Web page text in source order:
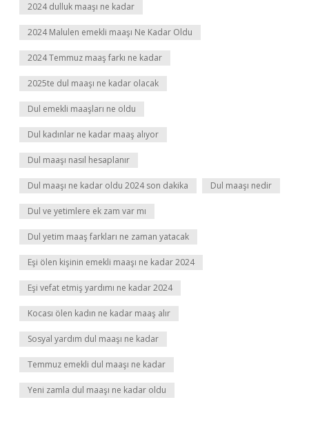
2024 dulluk maaşı ne kadar
2024 Malulen emekli maaşı Ne Kadar Oldu
2024 Temmuz maaş farkı ne kadar
2025te dul maaşı ne kadar olacak
Dul emekli maaşları ne oldu
Dul kadınlar ne kadar maaş alıyor
Dul maaşı nasıl hesaplanır
Dul maaşı ne kadar oldu 2024 son dakika Dul maaşı nedir
Dul ve yetimlere ek zam var mı
Dul yetim maaş farkları ne zaman yatacak
Eşi ölen kişinin emekli maaşı ne kadar 2024
Eşi vefat etmiş yardımı ne kadar 2024
Kocası ölen kadın ne kadar maaş alır
Sosyal yardım dul maaşı ne kadar
Temmuz emekli dul maaşı ne kadar
Yeni zamla dul maaşı ne kadar oldu